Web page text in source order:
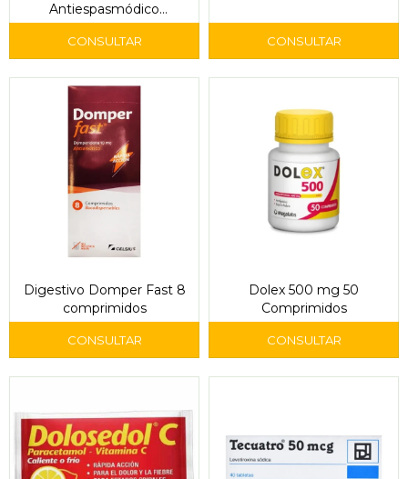
Antiespasmódico
Novemina Compuesta 20
Comprimidos
Digestivo Domper Fast 8
comprimidos
Dolex 500 mg 50
Comprimidos